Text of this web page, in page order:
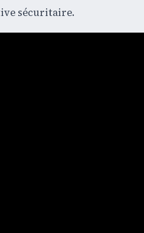
sécuritaire.